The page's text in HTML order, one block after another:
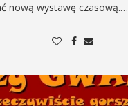
nową wystawę czasową.…